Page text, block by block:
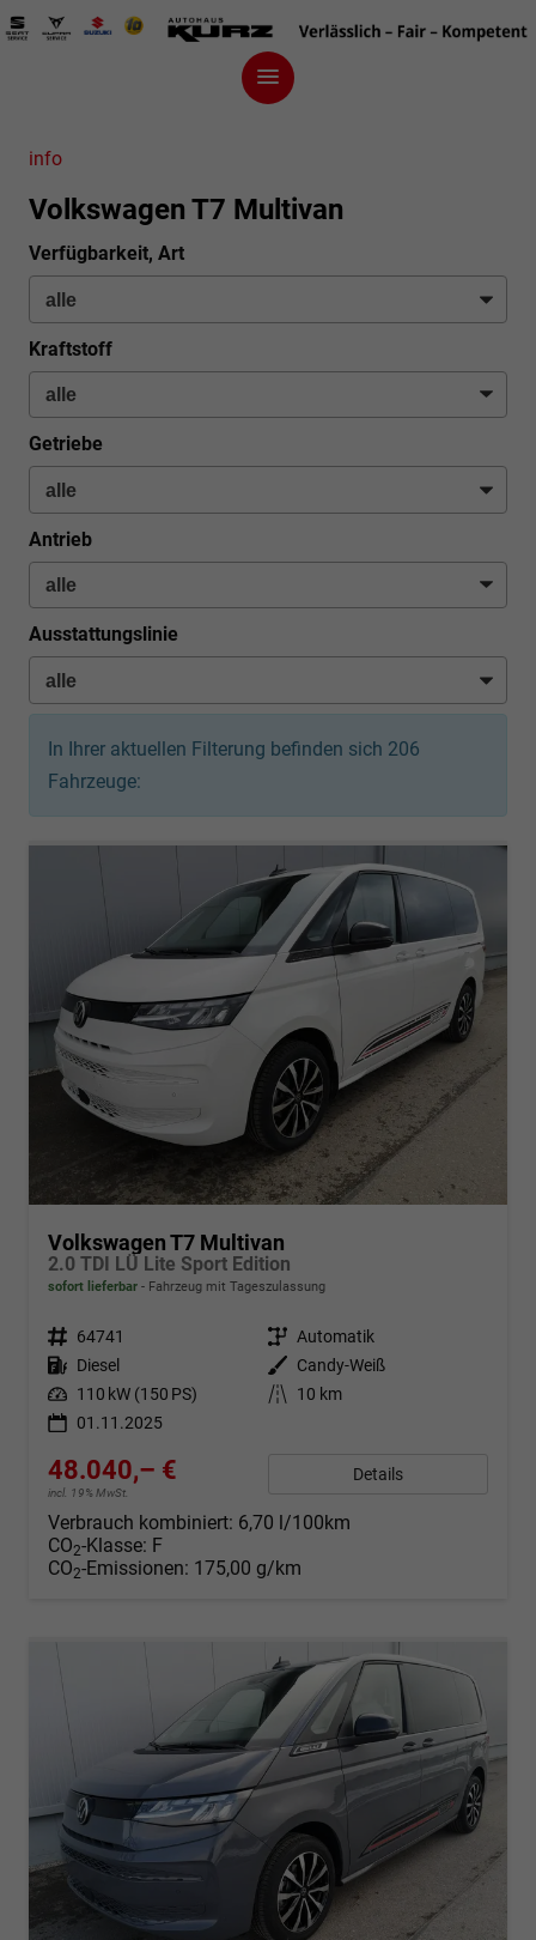
info
Volkswagen T7 Multivan
Verfügbarkeit, Art
Kraftstoff
Getriebe
Antrieb
Ausstattungslinie
In Ihrer aktuellen Filterung befinden sich 206
Fahrzeuge:
Volkswagen T7 Multivan
2.0 TDI LÜ Lite Sport Edition
sofort lieferbar Fahrzeug mit Tageszulassung
Fahrzeugnr. 64741 Getriebe Automatik
Kraftstoff Diesel Außenfarbe
Candy-Weiß
Leistung 110 kW (150 PS) Kilometerstand
10 km
01.11.2025
48.040,– €
incl. 19% MwSt.
Details
Verbrauch kombiniert: 6,70 l/100km
CO2-Klasse: F
CO2-Emissionen: 175,00 g/km